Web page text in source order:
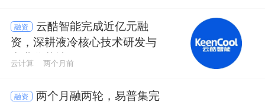
融资
云酷智能完成近亿元融
资，深耕液冷核心技术研发与
产业化落地
云计算 两个月前
融资
两个月融两轮，易普集完